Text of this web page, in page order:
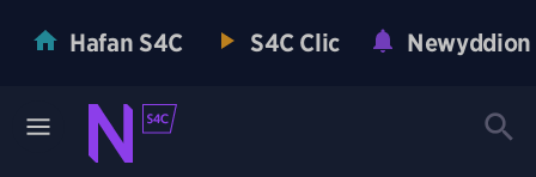
Hafan S4C S4C Clic Newyddion